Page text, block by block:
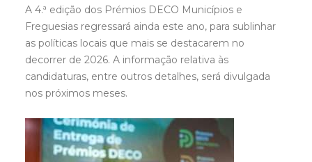
A 4.ª edição dos Prémios DECO Municípios e
Freguesias regressará ainda este ano, para sublinhar
as políticas locais que mais se destacarem no
decorrer de 2026. A informação relativa às
candidaturas, entre outros detalhes, será divulgada
nos próximos meses.